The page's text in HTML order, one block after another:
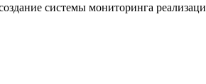
системы мониторинга